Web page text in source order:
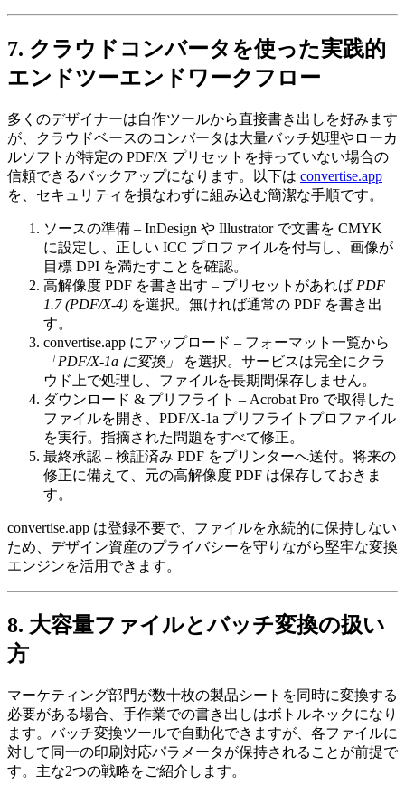
7. クラウドコンバータを使った実践的
エンドツーエンドワークフロー
多くのデザイナーは自作ツールから直接書き出しを好みます
が、クラウドベースのコンバータは大量バッチ処理やローカ
ルソフトが特定の PDF/X プリセットを持っていない場合の
信頼できるバックアップになります。以下は convertise.app
を、セキュリティを損なわずに組み込む簡潔な手順です。
ソースの準備 – InDesign や Illustrator で文書を CMYK
に設定し、正しい ICC プロファイルを付与し、画像が
目標 DPI を満たすことを確認。
高解像度 PDF を書き出す – プリセットがあれば PDF
1.7 (PDF/X‑4) を選択。無ければ通常の PDF を書き出
す。
convertise.app にアップロード – フォーマット一覧から
「PDF/X‑1a に変換」
を選択。サービスは完全にクラ
ウド上で処理し、ファイルを長期間保存しません。
ダウンロード & プリフライト – Acrobat Pro で取得した
ファイルを開き、PDF/X‑1a プリフライトプロファイル
を実行。指摘された問題をすべて修正。
最終承認 – 検証済み PDF をプリンターへ送付。将来の
修正に備えて、元の高解像度 PDF は保存しておきま
す。
convertise.app は登録不要で、ファイルを永続的に保持しない
ため、デザイン資産のプライバシーを守りながら堅牢な変換
エンジンを活用できます。
8. 大容量ファイルとバッチ変換の扱い
方
マーケティング部門が数十枚の製品シートを同時に変換する
必要がある場合、手作業での書き出しはボトルネックになり
ます。バッチ変換ツールで自動化できますが、各ファイルに
対して同一の印刷対応パラメータが保持されることが前提で
す。主な2つの戦略をご紹介します。